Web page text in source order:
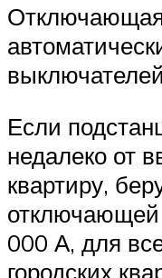
выключателей
Если
недалеко от
квартиру,
000 А, для
городских